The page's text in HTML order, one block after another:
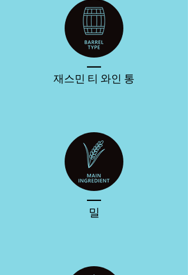
____
재스민 티 와인 통
____
밀